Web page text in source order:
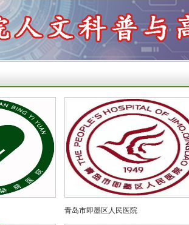
青岛市即墨区人民医院